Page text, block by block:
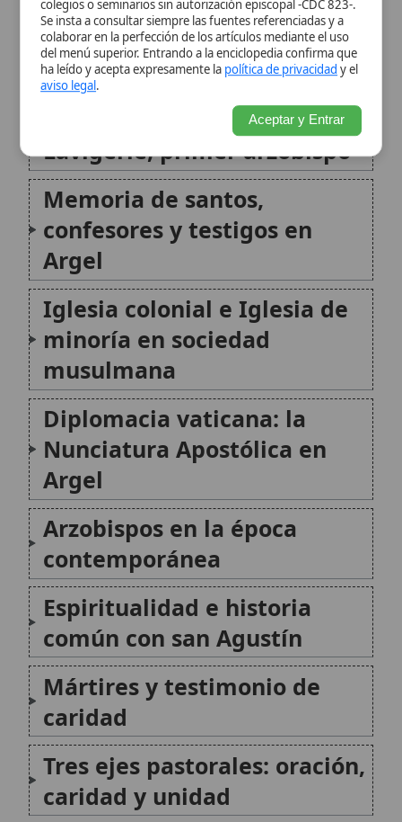
Argel
Iglesia colonial e Iglesia de
minoría en sociedad
Diplomacia vaticana: la
Nunciatura Apostólica en
Argel
Arzobispos en la época
contemporánea
Espiritualidad e historia
común con san Agustín
Mártires y testimonio de
caridad
Tres ejes pastorales: oración,
caridad y unidad
Conclusión
Citas y referencias
Modificado el 23 de julio de 2026 •FideScore™ 6.29•Citar este
artículo•Paq. Scorm (LMS)• Sugerir mejora•Compartir artículo
Imprimir artículo•Generar QR•Instalar aplicación
Archidiócesis de Agra
La Arquidiócesis de Agra es una
circunscripción eclesiástica de la Iglesia
católica en la India, vinculada históricamente
a la misión del Tíbet y erigida como sede
metropolitana a finales del siglo XIX. Su
historia se apoya en una sucesión de...